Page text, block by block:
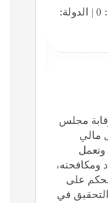
مجلس
مالي
وتعمل
ومكافحته،
على
في